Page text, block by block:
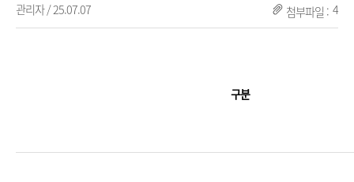
관리자 / 25.07.07 4
구분